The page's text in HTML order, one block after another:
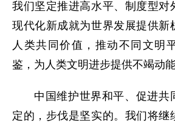
我们坚定推进高水平、制度型对
现代化新成就为世界发展提供新
人类共同价值，推动不同文明
鉴，为人类文明进步提供不竭动能
中国维护世界和平、促进共
定的，步伐是坚实的。我们将继